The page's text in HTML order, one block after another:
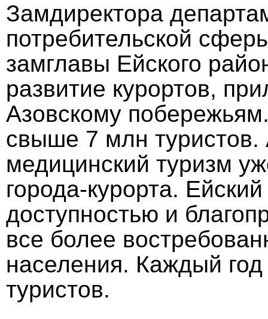
Замдиректора
потребительской
замглавы Ейского
развитие курортов,
Азовскому
свыше 7 млн туристов.
медицинский туризм
города-курорта.
доступностью и
все более
населения. Каждый
туристов.